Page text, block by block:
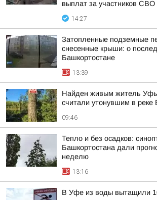
выплат за участников СВО
14:27
Затопленные подземные
снесенные крыши: о
Башкортостане
13:39
Найден живым житель
считали утонувшим в реке
09:46
Тепло и без осадков:
Башкортостана дали
неделю
13:16
В Уфе из воды вытащили